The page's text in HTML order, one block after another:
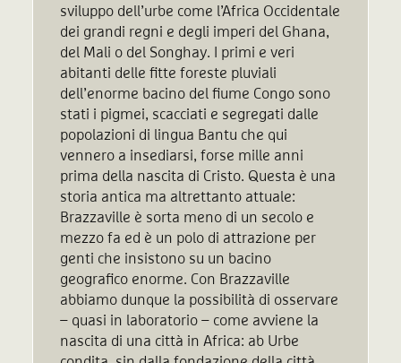
sviluppo dell’urbe come l’Africa Occidentale
dei grandi regni e degli imperi del Ghana,
del Mali o del Songhay. I primi e veri
abitanti delle fitte foreste pluviali
dell’enorme bacino del fiume Congo sono
stati i pigmei, scacciati e segregati dalle
popolazioni di lingua Bantu che qui
vennero a insediarsi, forse mille anni
prima della nascita di Cristo. Questa è una
storia antica ma altrettanto attuale:
Brazzaville è sorta meno di un secolo e
mezzo fa ed è un polo di attrazione per
genti che insistono su un bacino
geografico enorme. Con Brazzaville
abbiamo dunque la possibilità di osservare
– quasi in laboratorio – come avviene la
nascita di una città in Africa: ab Urbe